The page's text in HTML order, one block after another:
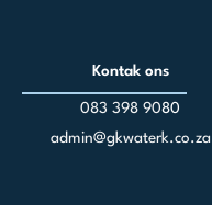
Kontak ons
083 398 9080
admin@gkwaterk.co.za